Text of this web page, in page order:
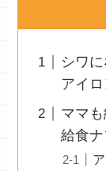
シワ
アイ
ママ
給食ナ